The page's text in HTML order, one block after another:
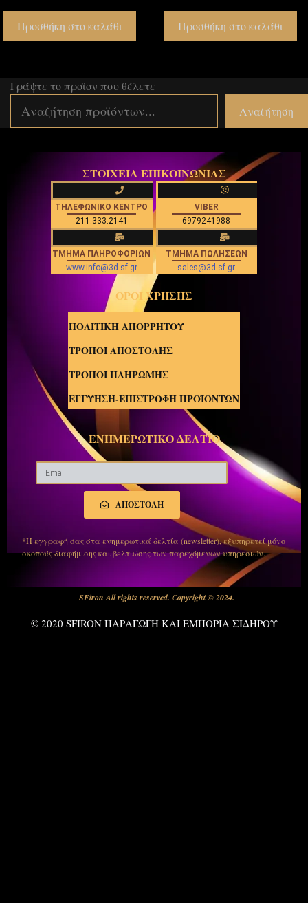
Προσθήκη στο καλάθι Προσθήκη στο καλάθι
Γράψτε το προϊον που θέλετε
Αναζήτηση
ΣΤΟΙΧΕΙΑ ΕΠΙΚΟΙΝΩΝΙΑΣ
ΤΗΛΕΦΩΝΙΚΟ ΚΕΝΤΡΟ
211.333.2141
VIBER
6979241988
ΤΜΗΜΑ ΠΛΗΡΟΦΟΡΙΩΝ
www.info@3d-sf.gr
ΤΜΗΜΑ ΠΩΛΗΣΕΩΝ
sales@3d-sf.gr
ΟΡΟΙ ΧΡΗΣΗΣ
ΠΟΛΙΤΙΚΗ ΑΠΟΡΡΗΤΟΥ
ΤΡΟΠΟΙ ΑΠΟΣΤΟΛΗΣ
ΤΡΟΠΟΙ ΠΛΗΡΩΜΗΣ
ΕΓΓΥΗΣΗ-ΕΠΙΣΤΡΟΦΗ ΠΡΟΪΟΝΤΩΝ
ΕΝΗΜΕΡΩΤΙΚΟ ΔΕΛΤΙΟ
ΑΠΟΣΤΟΛΗ
*Η εγγραφή σας στα ενημερωτικά δελτία (newsletter), εξυπηρετεί μόνο
σκοπούς διαφήμισης και βελτιώσης των παρεχόμενων υπηρεσιών.
SFiron All rights reserved. Copyright © 2024.
© 2020 SFIRON ΠΑΡΑΓΩΓΗ ΚΑΙ ΕΜΠΟΡΙΑ ΣΙΔΗΡΟΥ